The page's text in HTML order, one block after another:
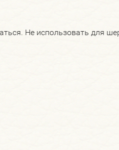
Не использовать для